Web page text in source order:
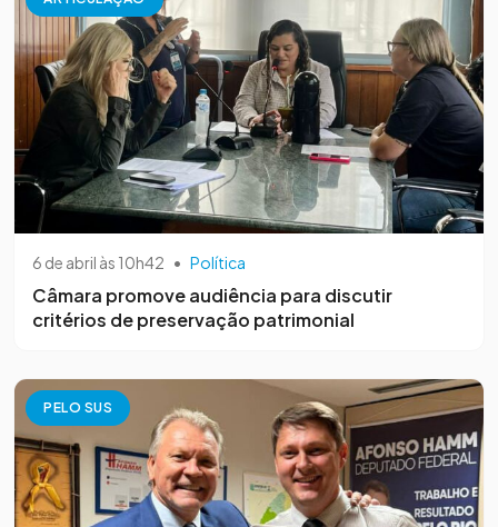
6 de abril às 10h42 • Política
Câmara promove audiência para discutir
critérios de preservação patrimonial
PELO SUS